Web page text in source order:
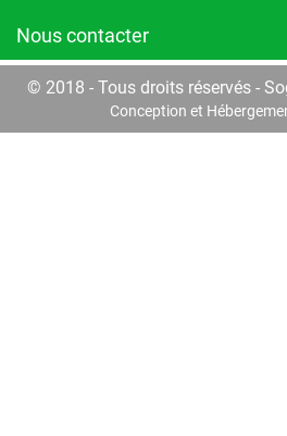
Nous contacter
© 2018 - Tous droits réservés -
Conception et